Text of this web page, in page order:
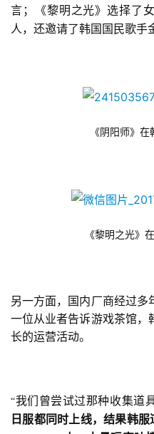
戏
业
界
游
戏
言；《黎明之光》选择了
人，还邀请了韩国国民歌手
《阴阳师》
《黎明之光》
另一方面，国内厂商经过多
一位从业者告诉游戏茶馆，
长的运营活动。
“我们曾尝试过那种收集道
日服都同时上线，结果韩